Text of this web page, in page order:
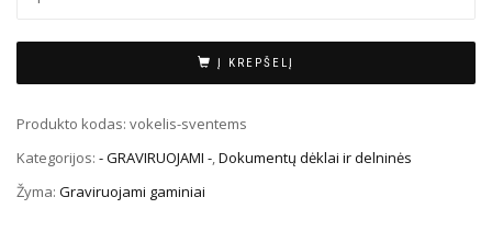
Į KREPŠELĮ
Produkto kodas: vokelis-sventems
Kategorijos: - GRAVIRUOJAMI -,Dokumentų dėklai ir delninės
Žyma: Graviruojami gaminiai